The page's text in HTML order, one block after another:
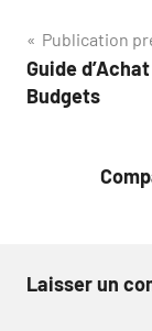
de
Publication
Guide
Budgets
Laisser un